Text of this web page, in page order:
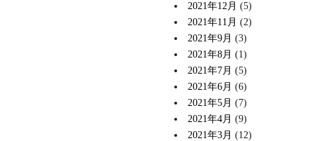
2021年12月 (5)
2021年11月 (2)
2021年9月 (3)
2021年8月 (1)
2021年7月 (5)
2021年6月 (6)
2021年5月 (7)
2021年4月 (9)
2021年3月 (12)